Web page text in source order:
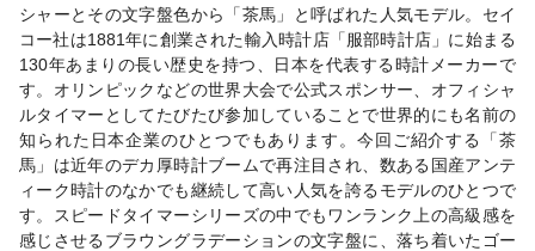
シャーとその文字盤色から「茶馬」と呼ばれた人気モデル。セイ
コー社は1881年に創業された輸入時計店「服部時計店」に始まる
130年あまりの長い歴史を持つ、日本を代表する時計メーカーで
す。オリンピックなどの世界大会で公式スポンサー、オフィシャ
ルタイマーとしてたびたび参加していることで世界的にも名前の
知られた日本企業のひとつでもあります。今回ご紹介する「茶
馬」は近年のデカ厚時計ブームで再注目され、数ある国産アンテ
ィーク時計のなかでも継続して高い人気を誇るモデルのひとつで
す。スピードタイマーシリーズの中でもワンランク上の高級感を
感じさせるブラウングラデーションの文字盤に、落ち着いたゴー